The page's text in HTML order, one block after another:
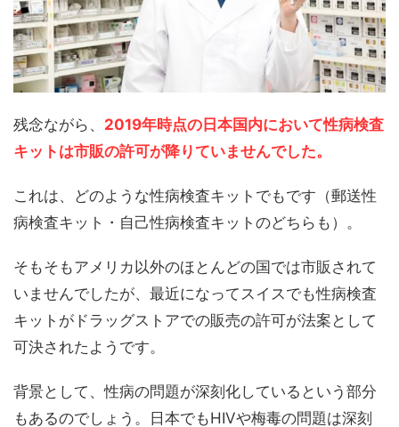
残念ながら、 2019年時点の日本国内において性病検査
キットは市販の許可が降りていませんでした。
これは、どのような性病検査キットでもです（郵送性
病検査キット・自己性病検査キットのどちらも）。
そもそもアメリカ以外のほとんどの国では市販されて
いませんでしたが、最近になってスイスでも性病検査
キットがドラッグストアでの販売の許可が法案として
可決されたようです。
背景として、性病の問題が深刻化しているという部分
もあるのでしょう。日本でもHIVや梅毒の問題は深刻